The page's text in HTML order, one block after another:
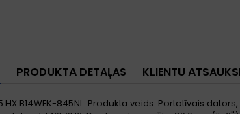
PRODUKTA DETAĻAS KLIENTU
HX B14WFK-845NL. Produkta veids: Portatīvais